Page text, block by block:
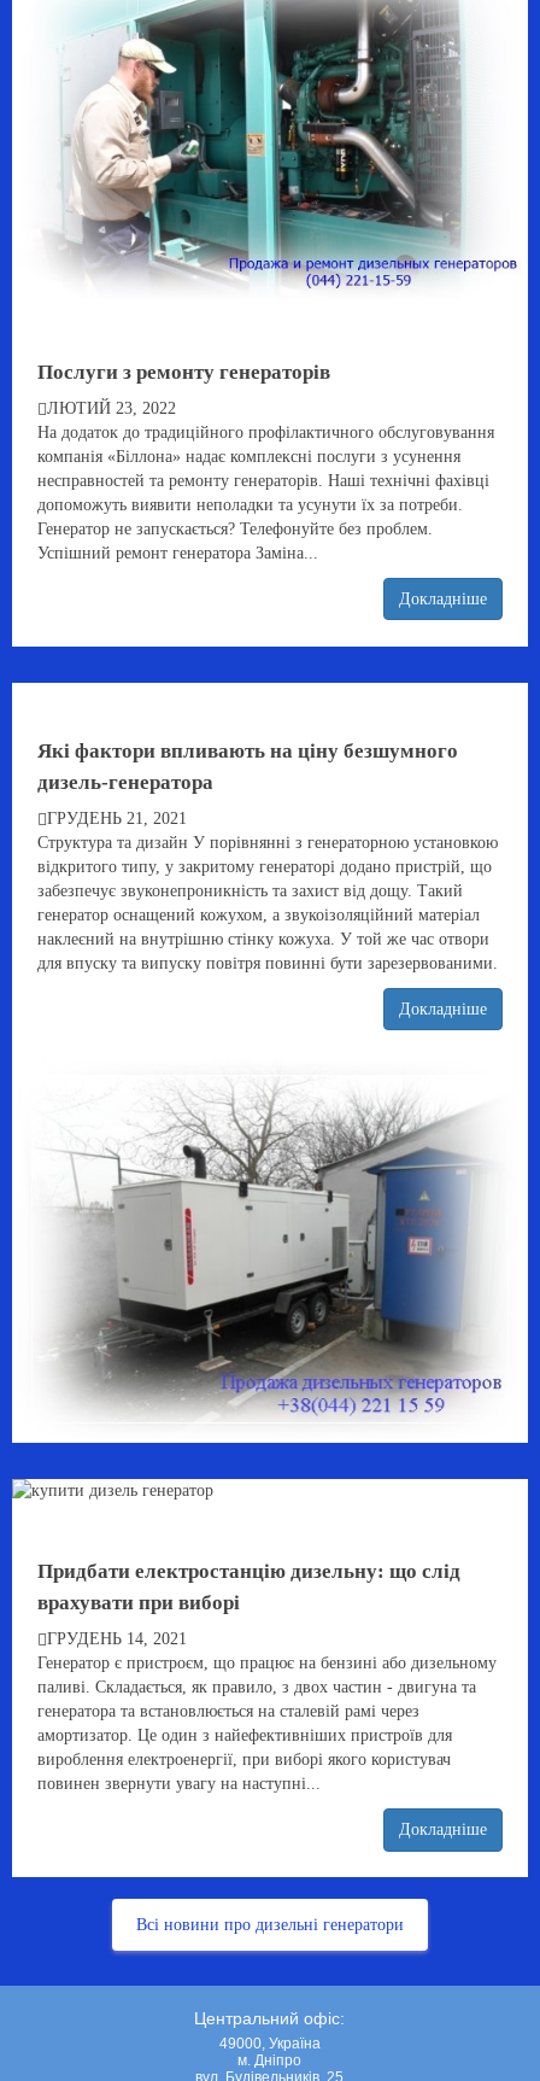
Послуги з ремонту генераторів
ЛЮТИЙ 23, 2022
На додаток до традиційного профілактичного обслуговування
компанія «Біллона» надає комплексні послуги з усунення
несправностей та ремонту генераторів. Наші технічні фахівці
допоможуть виявити неполадки та усунути їх за потреби.
Генератор не запускається? Телефонуйте без проблем.
Успішний ремонт генератора Заміна...
Докладніше
Які фактори впливають на ціну безшумного
дизель-генератора
ГРУДЕНЬ 21, 2021
Структура та дизайн У порівнянні з генераторною установкою
відкритого типу, у закритому генераторі додано пристрій, що
забезпечує звуконепроникність та захист від дощу. Такий
генератор оснащений кожухом, а звукоізоляційний матеріал
наклеєний на внутрішню стінку кожуха. У той же час отвори
для впуску та випуску повітря повинні бути зарезервованими.
Докладніше
Придбати електростанцію дизельну: що слід
врахувати при виборі
ГРУДЕНЬ 14, 2021
Генератор є пристроєм, що працює на бензині або дизельному
паливі. Складається, як правило, з двох частин - двигуна та
генератора та встановлюється на сталевій рамі через
амортизатор. Це один з найефективніших пристроїв для
вироблення електроенергії, при виборі якого користувач
повинен звернути увагу на наступні...
Докладніше
Всі новини про дизельні генератори
Центральний офіс:
49000, Україна
м. Дніпро
вул. Будівельників, 25